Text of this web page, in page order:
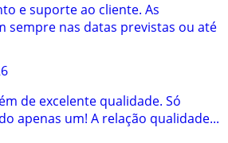
e suporte ao cliente. As
sempre nas datas previstas ou até
de excelente qualidade. Só
apenas um! A relação qualidade...